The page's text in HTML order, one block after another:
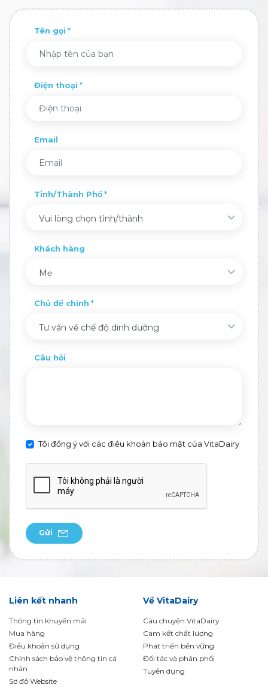
Tên gọi
Điện thoại
Email
Tỉnh/Thành Phố
Vui lòng chọn tỉnh/thành
Khách hàng
Mẹ
Chủ đề chính
Tư vấn về chế độ dinh dưỡng
Câu hỏi
Tôi đồng ý với các điều khoản bảo mật của VitaDairy
Gửi
Liên kết nhanh
Thông tin khuyến mãi
Mua hàng
Điều khoản sử dụng
Chính sách bảo vệ thông tin cá
nhân
Sơ đồ Website
Về VitaDairy
Câu chuyện VitaDairy
Cam kết chất lượng
Phát triển bền vững
Đối tác và phân phối
Tuyển dụng